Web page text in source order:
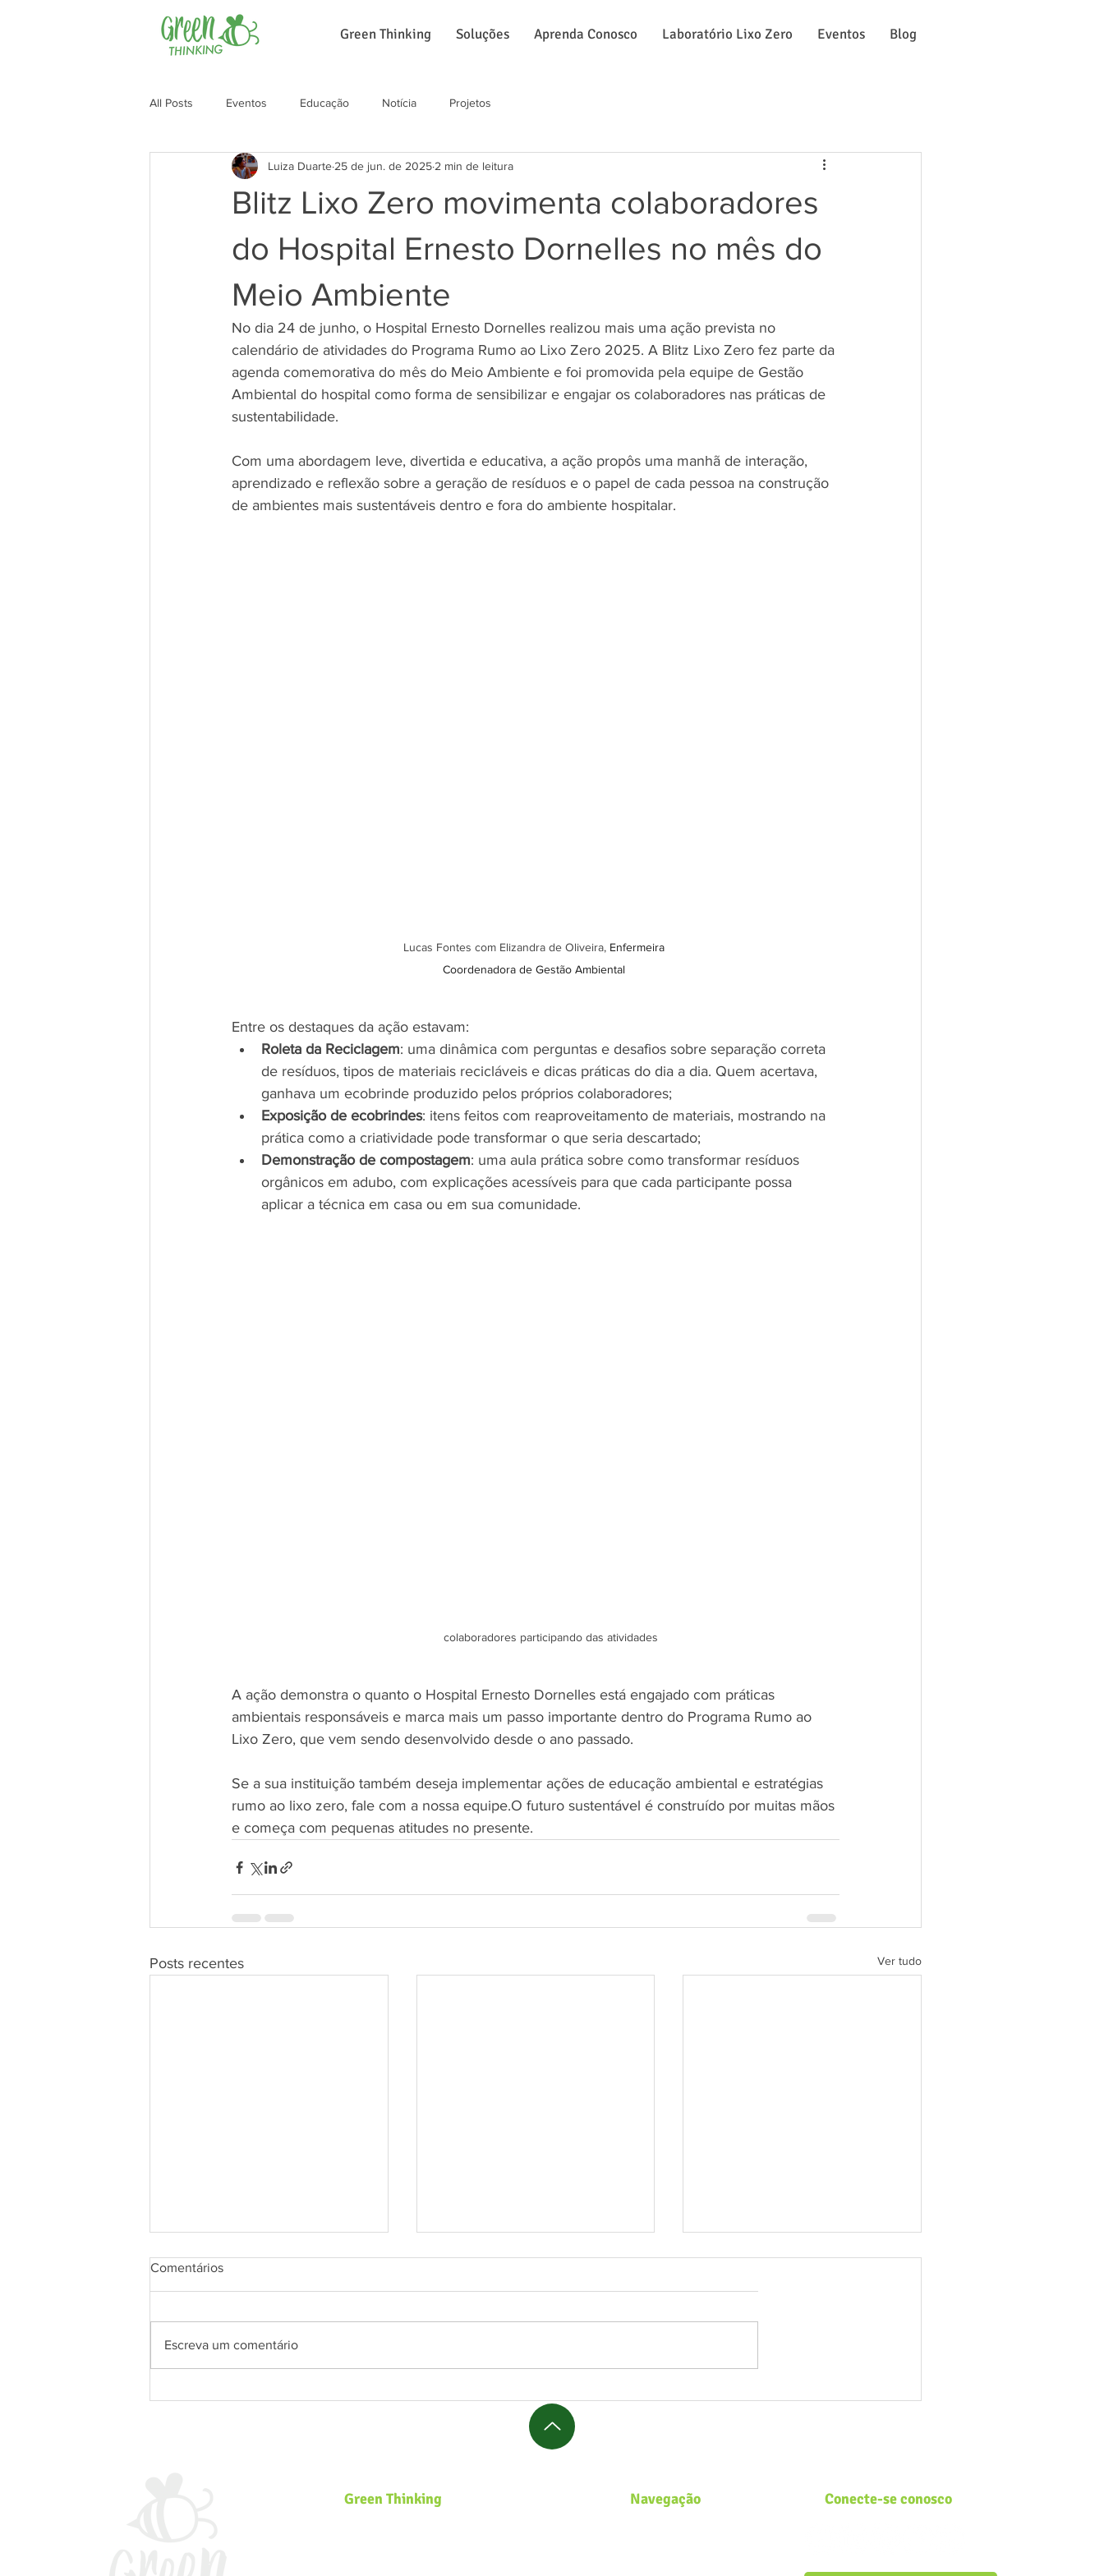
Green Thinking Soluções Aprenda Conosco Laboratório Lixo Zero Eventos Blog
All Posts Eventos Educação Notícia Projetos
Blitz Lixo Zero movimenta colaboradores
do Hospital Ernesto Dornelles no mês do
Meio Ambiente
Luiza Duarte 25 de jun. de 2025 2 min de leitura
No dia 24 de junho, o Hospital Ernesto Dornelles realizou mais uma ação prevista no
calendário de atividades do Programa Rumo ao Lixo Zero 2025. A Blitz Lixo Zero fez parte da
agenda comemorativa do mês do Meio Ambiente e foi promovida pela equipe de Gestão
Ambiental do hospital como forma de sensibilizar e engajar os colaboradores nas práticas de
sustentabilidade.
Com uma abordagem leve, divertida e educativa, a ação propôs uma manhã de interação,
aprendizado e reflexão sobre a geração de resíduos e o papel de cada pessoa na construção
de ambientes mais sustentáveis dentro e fora do ambiente hospitalar.
Lucas Fontes com Elizandra de Oliveira, Enfermeira
Coordenadora de Gestão Ambiental
Entre os destaques da ação estavam:
Roleta da Reciclagem: uma dinâmica com perguntas e desafios sobre separação correta
de resíduos, tipos de materiais recicláveis e dicas práticas do dia a dia. Quem acertava,
ganhava um ecobrinde produzido pelos próprios colaboradores;
Exposição de ecobrindes: itens feitos com reaproveitamento de materiais, mostrando na
prática como a criatividade pode transformar o que seria descartado;
Demonstração de compostagem: uma aula prática sobre como transformar resíduos
orgânicos em adubo, com explicações acessíveis para que cada participante possa
aplicar a técnica em casa ou em sua comunidade.
colaboradores participando das atividades
A ação demonstra o quanto o Hospital Ernesto Dornelles está engajado com práticas
ambientais responsáveis e marca mais um passo importante dentro do Programa Rumo ao
Lixo Zero, que vem sendo desenvolvido desde o ano passado.
Se a sua instituição também deseja implementar ações de educação ambiental e estratégias
rumo ao lixo zero, fale com a nossa equipe.O futuro sustentável é construído por muitas mãos
e começa com pequenas atitudes no presente.
Posts recentes Ver tudo
Ambientais inicia na APAE de
Marau com práticas
Comentários
Escreva um comentário
Green Thinking Navegação Conecte-se conosco